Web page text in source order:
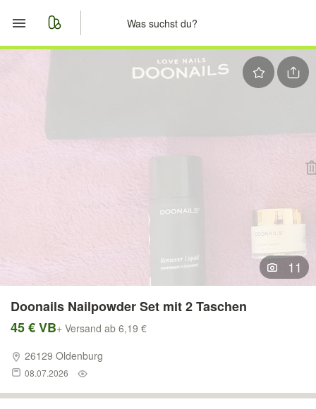
11
Doonails Nailpowder Set mit 2 Taschen
45 € VB+ Versand ab 6,19 €
26129 Oldenburg
08.07.2026